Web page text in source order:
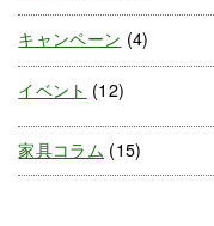
キャンペーン (4)
イベント (12)
家具コラム (15)